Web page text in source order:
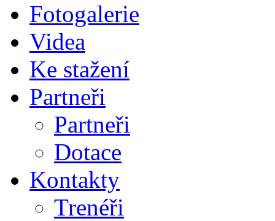
Fotogalerie
Videa
Ke stažení
Partneři
Partneři
Dotace
Kontakty
Trenéři